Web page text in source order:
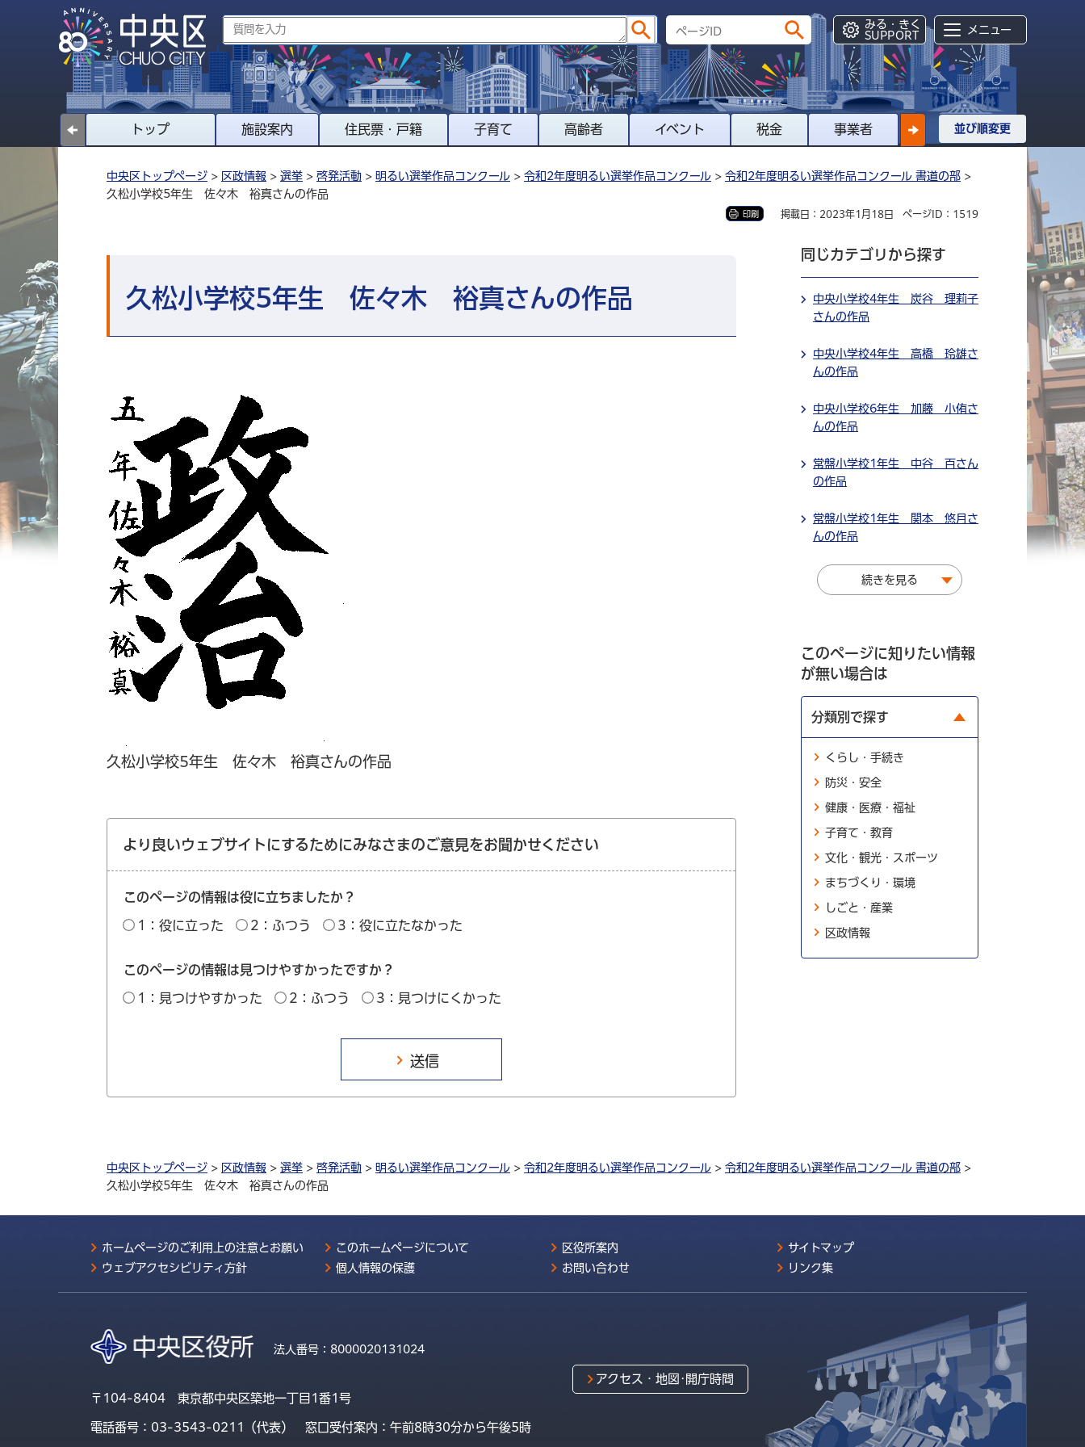
みる・きく
SUPPORT
メニュー
トップ 施設案内 住民票・戸籍 子育て 高齢者 イベント 税金 事業者 並び順変更
中央区トップページ > 区政情報 > 選挙 > 啓発活動 > 明るい選挙作品コンクール > 令和2年度明るい選挙作品コンクール > 令和2年度明るい選挙作品コンクール 書道の部 >
久松小学校5年生 佐々木 裕真さんの作品
印刷 掲載日：2023年1月18日 ページID：1519
久松小学校5年生 佐々木 裕真さんの作品
久松小学校5年生 佐々木 裕真さんの作品
より良いウェブサイトにするためにみなさまのご意見をお聞かせください
このページの情報は役に立ちましたか？
1：役に立った 2：ふつう 3：役に立たなかった
このページの情報は見つけやすかったですか？
1：見つけやすかった 2：ふつう 3：見つけにくかった
同じカテゴリから探す
中央小学校4年生 炭谷 理莉子
さんの作品
中央小学校4年生 高橋 玲雄さ
んの作品
中央小学校6年生 加藤 小侑さ
んの作品
常盤小学校1年生 中谷 百さん
の作品
常盤小学校1年生 関本 悠月さ
んの作品
続きを見る
このページに知りたい情報
が無い場合は
分類別で探す
くらし・手続き
防災・安全
健康・医療・福祉
子育て・教育
文化・観光・スポーツ
まちづくり・環境
しごと・産業
区政情報
中央区トップページ > 区政情報 > 選挙 > 啓発活動 > 明るい選挙作品コンクール > 令和2年度明るい選挙作品コンクール > 令和2年度明るい選挙作品コンクール 書道の部 >
久松小学校5年生 佐々木 裕真さんの作品
ホームページのご利用上の注意とお願い このホームページについて 区役所案内
サイトマップ
ウェブアクセシビリティ方針
個人情報の保護 お問い合わせ リンク集
法人番号： 8000020131024
〒104-8404 東京都中央区築地一丁目1番1号
電話番号：03-3543-0211（代表） 窓口受付案内：午前8時30分から午後5時
アクセス・地図･開庁時間